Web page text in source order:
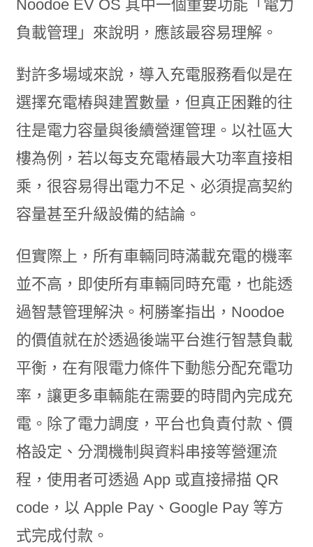
Noodoe EV OS 其中一個重要功能「電力
負載管理」來說明，應該最容易理解。
對許多場域來說，導入充電服務看似是在
選擇充電樁與建置數量，但真正困難的往
往是電力容量與後續營運管理。以社區大
樓為例，若以每支充電樁最大功率直接相
乘，很容易得出電力不足、必須提高契約
容量甚至升級設備的結論。
但實際上，所有車輛同時滿載充電的機率
並不高，即使所有車輛同時充電，也能透
過智慧管理解決。柯勝峯指出，Noodoe
的價值就在於透過後端平台進行智慧負載
平衡，在有限電力條件下動態分配充電功
率，讓更多車輛能在需要的時間內完成充
電。除了電力調度，平台也負責付款、價
格設定、分潤機制與資料串接等營運流
程，使用者可透過 App 或直接掃描 QR
code，以 Apple Pay、Google Pay 等方
式完成付款。